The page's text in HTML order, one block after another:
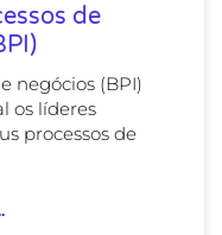
de
negócios (BPI)
os líderes
processos de